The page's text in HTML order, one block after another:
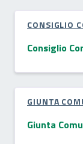
CONSIGLIO
Consiglio
GIUNTA
Giunta